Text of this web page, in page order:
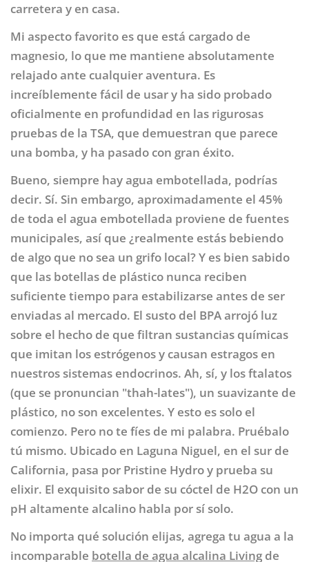
carretera y en casa.
Mi aspecto favorito es que está cargado de
magnesio, lo que me mantiene absolutamente
relajado ante cualquier aventura. Es
increíblemente fácil de usar y ha sido probado
oficialmente en profundidad en las rigurosas
pruebas de la TSA, que demuestran que parece
una bomba, y ha pasado con gran éxito.
Bueno, siempre hay agua embotellada, podrías
decir. Sí. Sin embargo, aproximadamente el 45%
de toda el agua embotellada proviene de fuentes
municipales, así que ¿realmente estás bebiendo
de algo que no sea un grifo local? Y es bien sabido
que las botellas de plástico nunca reciben
suficiente tiempo para estabilizarse antes de ser
enviadas al mercado. El susto del BPA arrojó luz
sobre el hecho de que filtran sustancias químicas
que imitan los estrógenos y causan estragos en
nuestros sistemas endocrinos. Ah, sí, y los ftalatos
(que se pronuncian "thah-lates"), un suavizante de
plástico, no son excelentes. Y esto es solo el
comienzo. Pero no te fíes de mi palabra. Pruébalo
tú mismo. Ubicado en Laguna Niguel, en el sur de
California, pasa por Pristine Hydro y prueba su
elixir. El exquisito sabor de su cóctel de H2O con un
pH altamente alcalino habla por sí solo.
No importa qué solución elijas, agrega tu agua a la
incomparable botella de agua alcalina Living de